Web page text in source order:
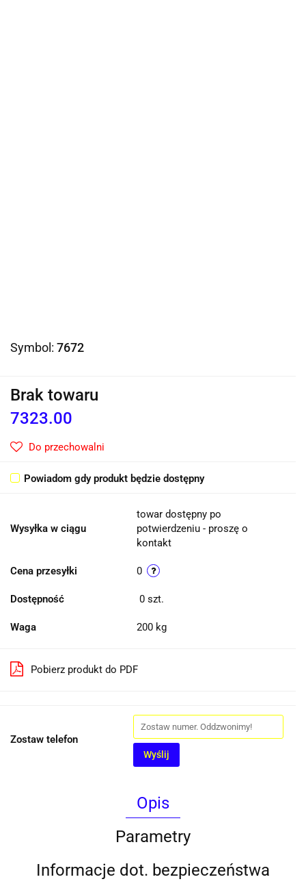
Symbol: 7672
Brak towaru
7323.00
Do przechowalni
Powiadom gdy produkt będzie dostępny
Wysyłka w ciągu
towar dostępny po
potwierdzeniu - proszę o
kontakt
Cena przesyłki 0
Dostępność 0 szt.
Waga 200 kg
Pobierz produkt do PDF
Zostaw telefon
Wyślij
Opis
Parametry
Informacje dot. bezpieczeństwa